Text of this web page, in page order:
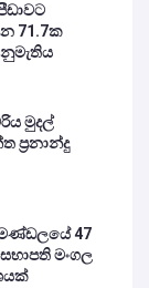
71.7ක
මුදල්
ප්‍රනාන්දු
මණ්ඩලයේ 47
මංගල